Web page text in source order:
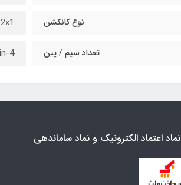
نوع کانکشن
تعداد سیم / پین 4-pin
نماد اعتماد الکترونیک و نماد ساماندهی